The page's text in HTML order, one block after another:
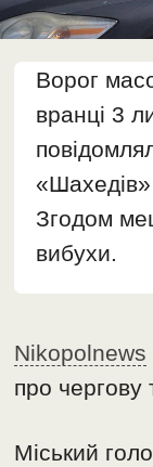
Ворог
вранці 3
«Шахедів»
Згодом
вибухи.
Nikopolnews
про чергову
Міський